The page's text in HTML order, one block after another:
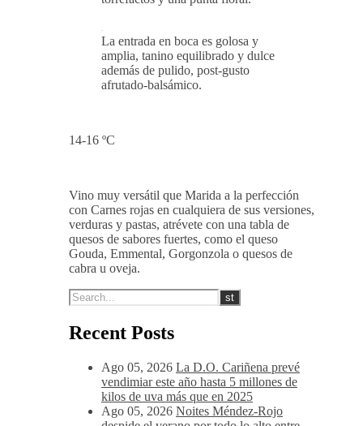
fruta negra con notas muy
torrefactos y una punta floral.
además de pulido, post-gusto
14-16 ºC
Vino muy versátil que Marida a la perfección
con Carnes rojas en cualquiera de sus versiones,
verduras y pastas, atrévete con una tabla de
quesos de sabores fuertes, como el queso
cabra u oveja.
Recent Posts